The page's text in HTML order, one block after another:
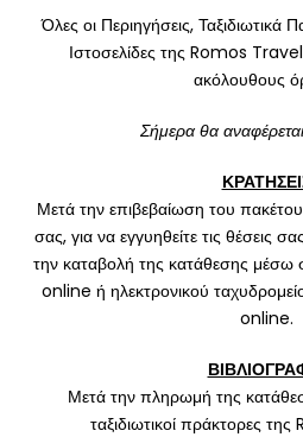
Όλες οι Περιηγήσεις, Ταξιδιωτικά
Ιστοσελίδες της Romos
ακόλουθους
Σήμερα θα
Μετά την επιβεβαίωση του
σας, για να εγγυηθείτε τις θέσεις
την καταβολή της κατάθεσης
online ή ηλεκτρονικού
online.
Μετά την πληρωμή της
ταξιδιωτικοί πράκτορες